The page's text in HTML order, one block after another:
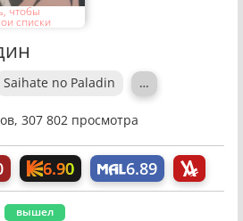
чтобы
списки
Saihate no Paladin …
307 802 просмотра
6.90 6.89
вышел